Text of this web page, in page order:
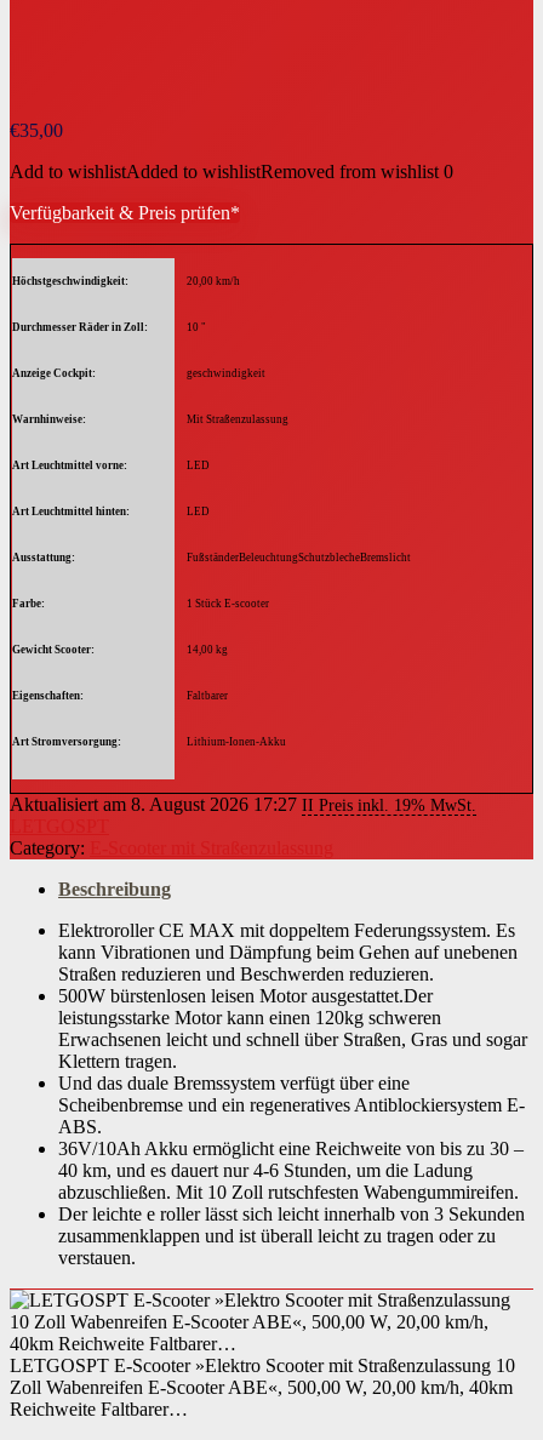
€35,00
Add to wishlistAdded to wishlistRemoved from wishlist 0
Verfügbarkeit & Preis prüfen*
Höchstgeschwindigkeit 20,00 km/h
Durchmesser Räder in Zoll 10 "
Anzeige Cockpit geschwindigkeit
Warnhinweise Mit Straßenzulassung
Art Leuchtmittel vorne LED
Art Leuchtmittel hinten LED
Ausstattung FußständerBeleuchtungSchutzblecheBremslicht
Farbe 1 Stück E-scooter
Gewicht Scooter 14,00 kg
Eigenschaften Faltbarer
Art Stromversorgung Lithium-Ionen-Akku
Altersempfehlung
Benutzergewicht maximal 120,00 kg
Nutzungsbereich innerhalb der StVZO
EinsteigerFortgeschritteneProfis
Beschaffenheit Trittfläche
Leistung Motor 350 W
Reichweite Akku ECO-Modus 40,00 km
Leistung Motor ECO-Modus 500,00 W
Antriebsform Nabenantrieb
Leistung Akku in Ah 10,00 A·h
Details Akku Hochleistungszellen
Aktualisiert am 8. August 2026 17:27 II Preis inkl. 19% MwSt.
Category:
Beschreibung
Elektroroller CE MAX mit doppeltem Federungssystem. Es
kann Vibrationen und Dämpfung beim Gehen auf unebenen
Straßen reduzieren und Beschwerden reduzieren.
500W bürstenlosen leisen Motor ausgestattet.Der
leistungsstarke Motor kann einen 120kg schweren
Erwachsenen leicht und schnell über Straßen, Gras und sogar
Klettern tragen.
Und das duale Bremssystem verfügt über eine
Scheibenbremse und ein regeneratives Antiblockiersystem E-
ABS.
36V/10Ah Akku ermöglicht eine Reichweite von bis zu 30 –
40 km, und es dauert nur 4-6 Stunden, um die Ladung
abzuschließen. Mit 10 Zoll rutschfesten Wabengummireifen.
Der leichte e roller lässt sich leicht innerhalb von 3 Sekunden
zusammenklappen und ist überall leicht zu tragen oder zu
verstauen.
LETGOSPT E-Scooter »Elektro Scooter mit Straßenzulassung 10
Zoll Wabenreifen E-Scooter ABE«, 500,00 W, 20,00 km/h, 40km
Reichweite Faltbarer…